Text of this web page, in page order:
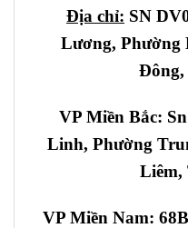
Địa chỉ: SN
Lương, Phường
Đông,
VP Miền Bắc:
Linh, Phường
Liêm,
VP Miền Nam: